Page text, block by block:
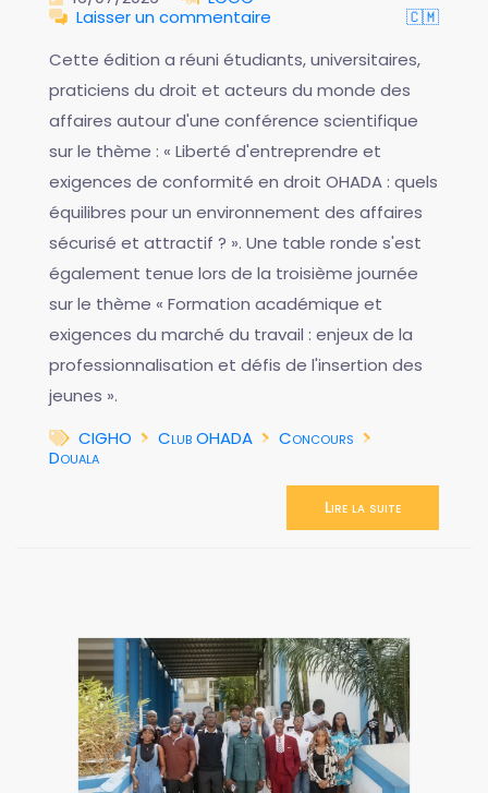
Laisser un commentaire
🇨🇲
Cette édition a réuni étudiants, universitaires,
praticiens du droit et acteurs du monde des
affaires autour d'une conférence scientifique
sur le thème : « Liberté d'entreprendre et
exigences de conformité en droit OHADA : quels
équilibres pour un environnement des affaires
sécurisé et attractif ? ». Une table ronde s'est
également tenue lors de la troisième journée
sur le thème « Formation académique et
exigences du marché du travail : enjeux de la
professionnalisation et défis de l'insertion des
jeunes ».
CIGHO
Club OHADA
Concours
Douala
Lire la suite